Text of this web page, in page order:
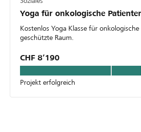
Yoga für onkologische
Kostenlos Yoga Klasse für
geschützte Raum.
CHF 8’190
Projekt erfolgreich